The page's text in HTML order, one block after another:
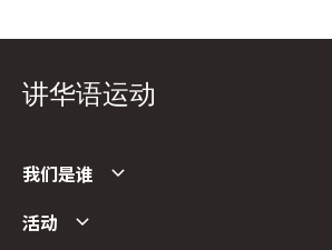
讲华语运动
我们是谁
活动